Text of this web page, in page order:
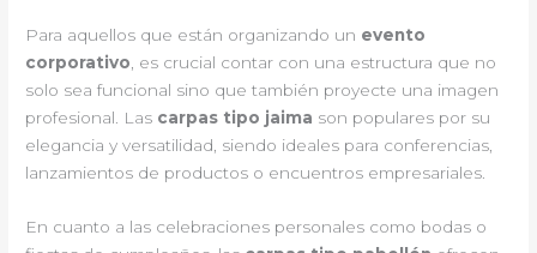
Para aquellos que están organizando un evento
corporativo , es crucial contar con una estructura que no
solo sea funcional sino que también proyecte una imagen
profesional. Las carpas tipo jaima son populares por su
elegancia y versatilidad, siendo ideales para conferencias,
lanzamientos de productos o encuentros empresariales.
En cuanto a las celebraciones personales como bodas o